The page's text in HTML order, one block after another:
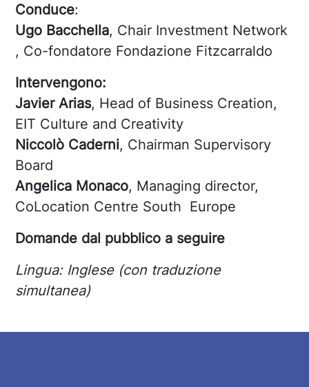
Conduce:
Ugo Bacchella, Chair Investment Network
, Co-fondatore Fondazione Fitzcarraldo
Intervengono:
Javier Arias, Head of Business Creation,
EIT Culture and Creativity
Niccolò Caderni, Chairman Supervisory
Board
Angelica Monaco, Managing director,
CoLocation Centre South Europe
Domande dal pubblico a seguire
Lingua: Inglese (con traduzione
simultanea)